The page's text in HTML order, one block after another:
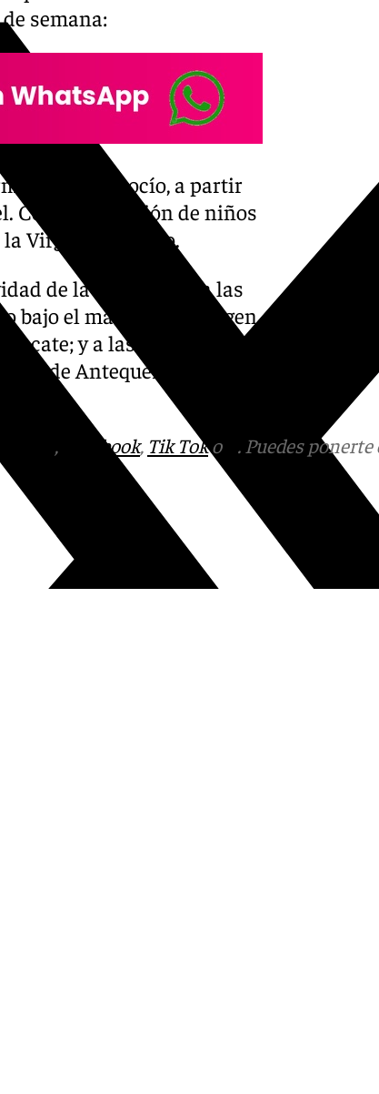
semana:
del Rocío, a partir
Con la bendición de niños
Virgen del Rocío.
de la Candelaria a las
bajo el manto de la Virgen
y a las 13h en la
de Antequera, Nuestra
, Facebook, Tik Toko
. Puedes